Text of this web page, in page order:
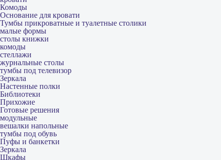
Комоды
Основание для кровати
Тумбы прикроватные и туалетные столики
малые формы
столы книжки
комоды
стеллажи
журнальные столы
тумбы под телевизор
Зеркала
Настенные полки
Библиотеки
Прихожие
Готовые решения
модульные
вешалки напольные
тумбы под обувь
Пуфы и банкетки
Зеркала
Шкафы